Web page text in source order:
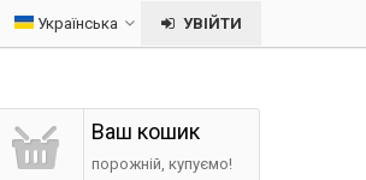
Українська УВІЙТИ
Ваш кошик
порожній, купуємо!